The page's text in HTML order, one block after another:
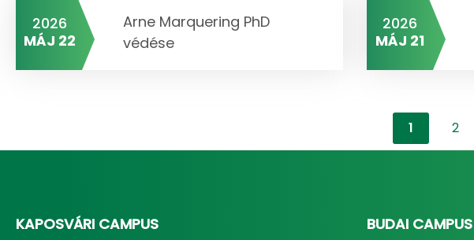
2026
MÁJ 22
Arne Marquering PhD
védése
2026
MÁJ 21
1 2
KAPOSVÁRI CAMPUS BUDAI CAMPUS